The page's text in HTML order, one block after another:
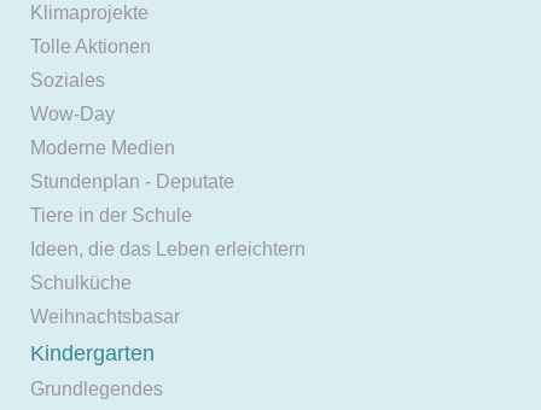
Klimaprojekte
Tolle Aktionen
Soziales
Wow-Day
Moderne Medien
Stundenplan - Deputate
Tiere in der Schule
Ideen, die das Leben erleichtern
Schulküche
Weihnachtsbasar
Kindergarten
Grundlegendes